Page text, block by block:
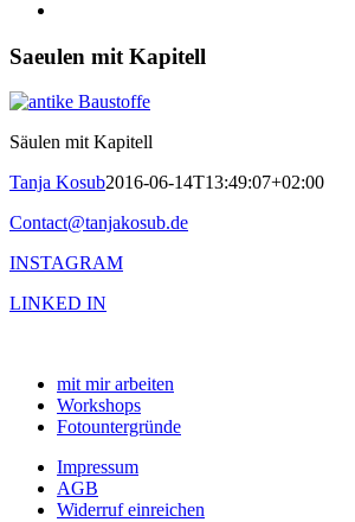
Saeulen mit Kapitell
Säulen mit Kapitell
Tanja Kosub2016-06-14T13:49:07+02:00
Contact@tanjakosub.de
INSTAGRAM
LINKED IN
mit mir arbeiten
Workshops
Fotountergründe
Impressum
AGB
Widerruf einreichen